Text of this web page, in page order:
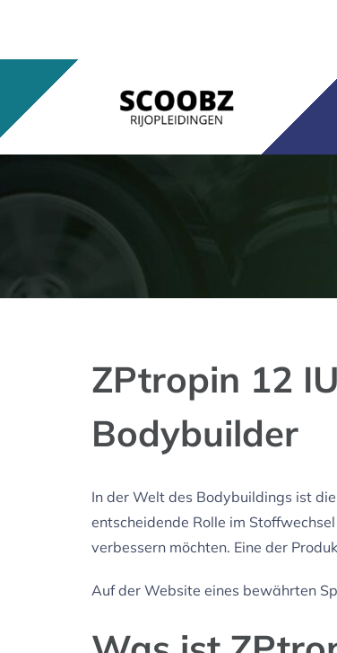
inhoud
ZPtropin 12
Bodybuilder
In der Welt des Bodybuildings ist
entscheidende Rolle im
verbessern möchten. Eine der
Auf der Website eines bewährten